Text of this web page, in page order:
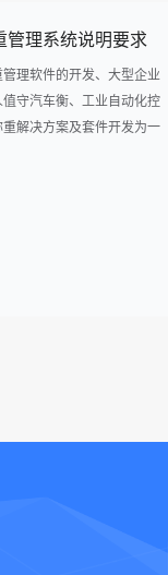
管理系统说明要求
理软件的开发、大型企业
守汽车衡、工业自动化控
解决方案及套件开发为一